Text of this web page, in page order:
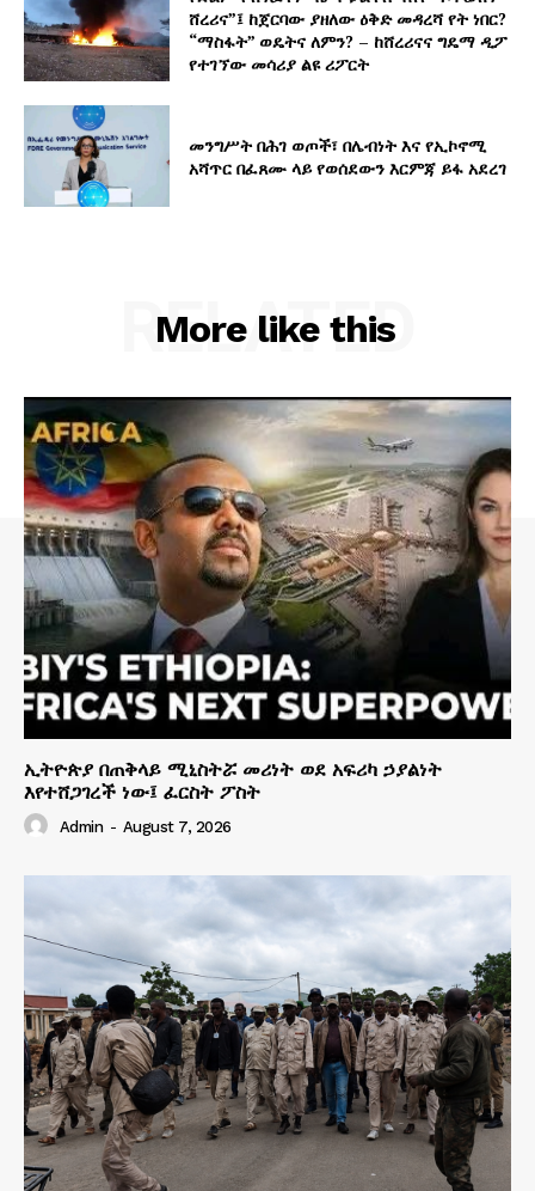
ሸረሪና”፤ ከጀርባው ያዘለው ዕቅድ መዳረሻ የት ነበር?
“ማስፋት” ወዴትና ለምን? – ከሸረሪናና ግዴማ ዲፖ
የተገኘው መሳሪያ ልዩ ሪፖርት
መንግሥት በሕገ ወጦች፣ በሌብነት እና የኢኮኖሚ
አሻጥር በፈጸሙ ላይ የወሰደውን እርምጃ ይፋ አደረገ
More like this
RELATED
ኢትዮጵያ በጠቅላይ ሚኒስትሯ መሪነት ወደ አፍሪካ ኃያልነት
እየተሸጋገረች ነው፤ ፈርስት ፖስት
Admin - August 7, 2026